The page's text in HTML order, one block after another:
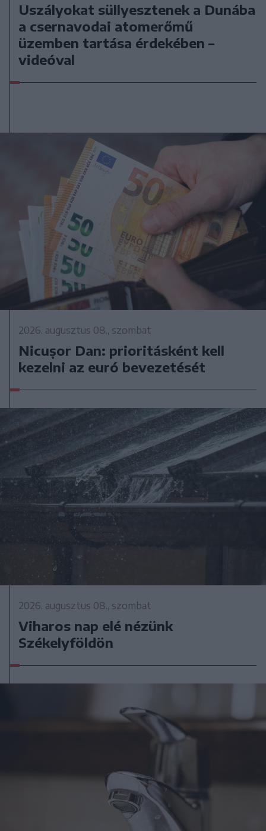
Uszályokat süllyesztenek a Dunába
a csernavodai atomerőmű
üzemben tartása érdekében –
videóval
2026. augusztus 08., szombat
Nicușor Dan: prioritásként kell
kezelni az euró bevezetését
2026. augusztus 08., szombat
Viharos nap elé nézünk
Székelyföldön